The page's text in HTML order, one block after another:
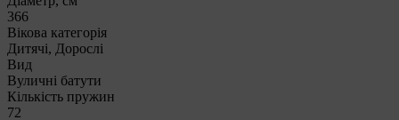
366
Вікова категорія
Дитячі, Дорослі
Вид
Вуличні батути
Кількість пружин
72